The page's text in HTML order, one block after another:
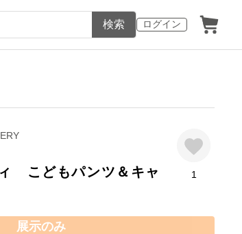
ログイン
検索
こどもパンツ＆キャ
1
展示のみ